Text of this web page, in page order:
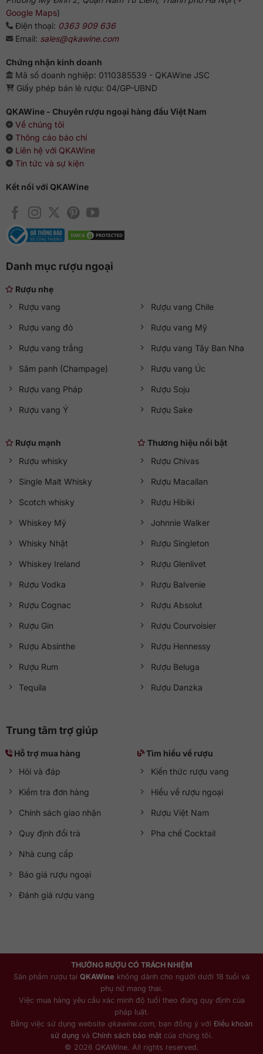
Google Maps)
Điện thoại: 0363 909 636
Email: sales@qkawine.com
Chứng nhận kinh doanh
Mã số doanh nghiệp: 0110385539 - QKAWine JSC
Giấy phép bán lẻ rượu: 04/GP-UBND
QKAWine - Chuyên rượu ngoại hàng đầu Việt Nam
Về chúng tôi
Thông cáo báo chí
Liên hệ với QKAWine
Tin tức và sự kiện
Kết nối với QKAWine
Danh mục rượu ngoại
Rượu nhẹ
Rượu vang
Rượu vang đỏ
Rượu vang trắng
Sâm panh (Champage)
Rượu vang Pháp
Rượu vang Ý
Rượu vang Chile
Rượu vang Mỹ
Rượu vang Tây Ban Nha
Rượu vang Úc
Rượu Soju
Rượu Sake
Rượu mạnh
Rượu whisky
Single Malt Whisky
Scotch whisky
Whiskey Mỹ
Whisky Nhật
Whiskey Ireland
Rượu Vodka
Rượu Cognac
Rượu Gin
Rượu Absinthe
Rượu Rum
Tequila
Thương hiệu nổi bật
Rượu Chivas
Rượu Macallan
Rượu Hibiki
Johnnie Walker
Rượu Singleton
Rượu Glenlivet
Rượu Balvenie
Rượu Absolut
Rượu Courvoisier
Rượu Hennessy
Rượu Beluga
Rượu Danzka
Trung tâm trợ giúp
Hỗ trợ mua hàng
Hỏi và đáp
Kiểm tra đơn hàng
Chính sách giao nhận
Quy định đổi trả
Nhà cung cấp
Báo giá rượu ngoại
Đánh giá rượu vang
Tìm hiểu về rượu
Kiến thức rượu vang
Hiểu về rượu ngoại
Rượu Việt Nam
Pha chế Cocktail
THƯỞNG RƯỢU CÓ TRÁCH NHIỆM
Sản phẩm rượu tại QKAWine không dành cho người dưới 18 tuổi và
phụ nữ mang thai.
Việc mua hàng yêu cầu xác minh độ tuổi theo đúng quy định của
pháp luật.
Bằng việc sử dụng website qkawine.com , bạn đồng ý với Điều khoản
sử dụng và Chính sách bảo mậtcủa chúng tôi.
© 2026 QKAWine. All rights reserved.